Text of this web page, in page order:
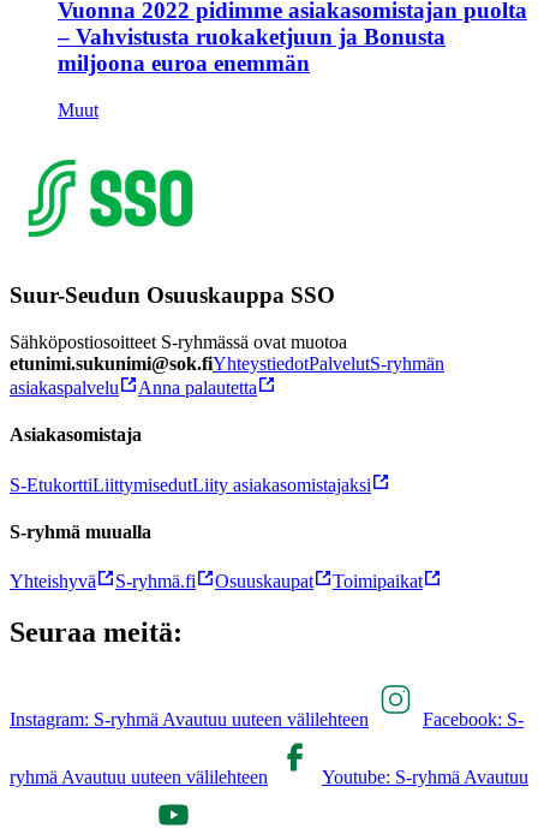
Vuonna 2022 pidimme asiakasomistajan puolta
– Vahvistusta ruokaketjuun ja Bonusta
miljoona euroa enemmän
Muut
Suur-Seudun Osuuskauppa SSO
Sähköpostiosoitteet S-ryhmässä ovat muotoa
etunimi.sukunimi@sok.fiYhteystiedotPalvelutS-ryhmän
asiakaspalvelu
Anna palautetta
Asiakasomistaja
S-EtukorttiLiittymisedutLiity asiakasomistajaksi
S-ryhmä muualla
Yhteishyvä S-ryhmä.fi Osuuskaupat Toimipaikat
Seuraa meitä:
Instagram: S-ryhmä Avautuu uuteen välilehteen Facebook: S-
ryhmä Avautuu uuteen välilehteen Youtube: S-ryhmä Avautuu